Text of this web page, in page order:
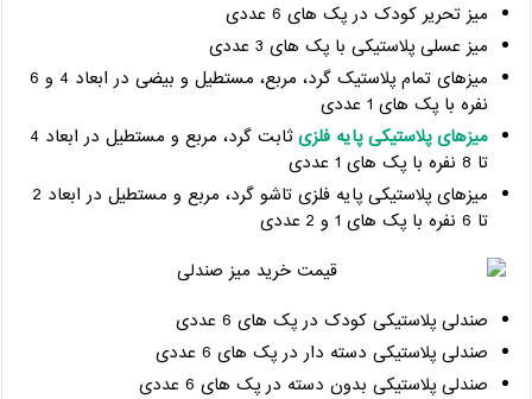
میز تحریر کودک در پک های 6 عددی
میز عسلی پلاستیکی با پک های 3 عددی
میزهای تمام پلاستیک گرد، مربع، مستطیل و بیضی در ابعاد 4 و 6
نفره با پک های 1 عددی
میزهای پلاستیکی پایه فلزی
ثابت گرد، مربع و مستطیل در ابعاد 4
تا 8 نفره با پک های 1 عددی
میزهای پلاستیکی پایه فلزی تاشو گرد، مربع و مستطیل در ابعاد 2
تا 6 نفره با پک های 1 و 2 عددی
صندلی پلاستیکی کودک در پک های 6 عددی
صندلی پلاستیکی دسته دار در پک های 6 عددی
صندلی پلاستیکی بدون دسته در پک های 6 عددی